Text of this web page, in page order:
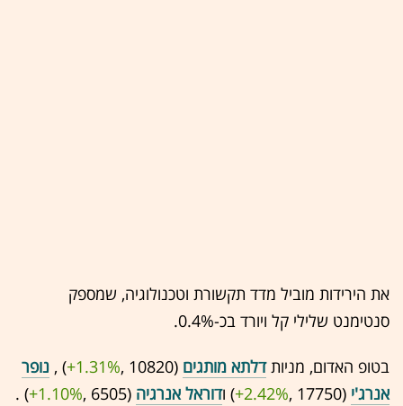
את הירידות מוביל מדד תקשורת וטכנולוגיה, שמספק
סנטימנט שלילי קל ויורד בכ-0.4%.
בטופ האדום, מניותדלתא מותגים (10820 ,‎
+1.31%
‏) , נופר
אנרג'י (17750 ,‎
+2.42%‏) ודוראל אנרגיה (6505 ,‎
+1.10%
‏) .